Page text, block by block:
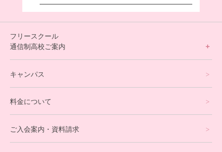
フリースクール
通信制高校ご案内
オンラインコース
eスポーツコース
キャンパス
料金について
ご入会案内・資料請求